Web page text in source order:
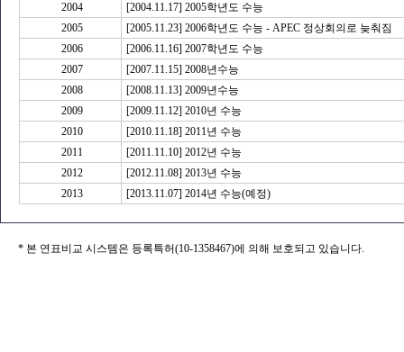
2004
[2004.11.17] 2005학년도 수능
2005
[2005.11.23] 2006학년도 수능 - APEC 정상회의로 늦춰짐
2006
[2006.11.16] 2007학년도 수능
2007
[2007.11.15] 2008년수능
2008
[2008.11.13] 2009년수능
2009
[2009.11.12] 2010년 수능
2010
[2010.11.18] 2011년 수능
2011
[2011.11.10] 2012년 수능
2012
[2012.11.08] 2013년 수능
2013
[2013.11.07] 2014년 수능(예정)
* 본 연표비교 시스템은 등록특허(10-1358467)에 의해 보호되고 있습니다.